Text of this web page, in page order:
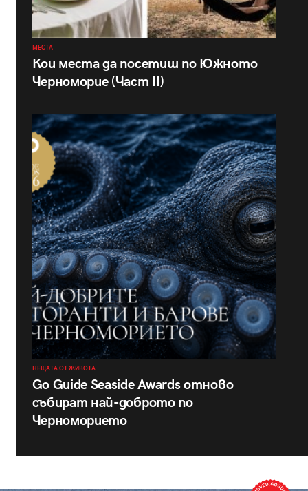
МЕСТА
Кои места да посетиш по Южното
Черноморие (Част II)
НЕЩАТА ОТ ЖИВОТА
Go Guide Seaside Awards отново
събират най-доброто по
Черноморието